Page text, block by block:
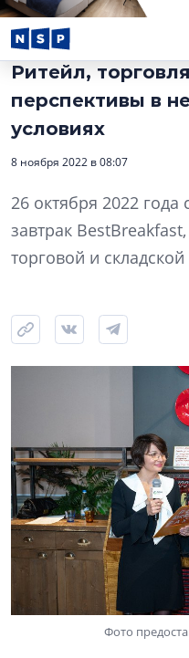
Ритейл,
перспективы в
условиях
8 ноября 2022 в 08:07
26 октября 2022 года
завтрак
торговой и
Фото